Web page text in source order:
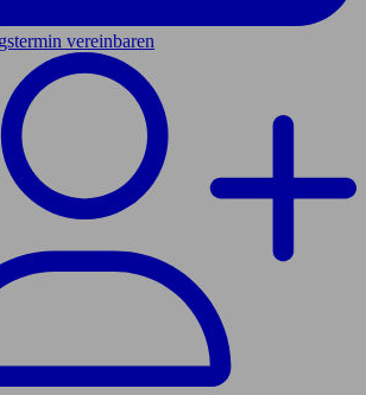
vereinbaren